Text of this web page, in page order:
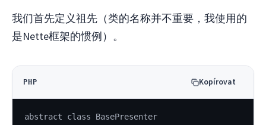
我们首先定义祖先（类的名称并不重要，我使用的
是Nette框架的惯例）。
PHP Kopírovat
abstract class BasePresenter